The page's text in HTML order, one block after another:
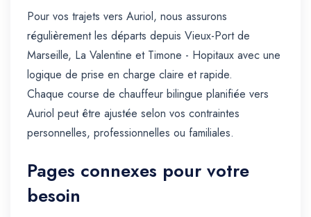
Pour vos trajets vers Auriol, nous assurons
régulièrement les départs depuis Vieux-Port de
Marseille, La Valentine et Timone - Hopitaux avec une
logique de prise en charge claire et rapide.
Chaque course de chauffeur bilingue planifiée vers
Auriol peut être ajustée selon vos contraintes
personnelles, professionnelles ou familiales.
Pages connexes pour votre
besoin